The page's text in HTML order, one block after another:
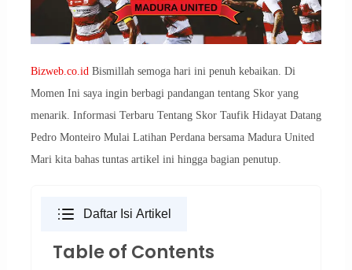
Bizweb.co.idBismillah semoga hari ini penuh kebaikan. Di
Momen Ini saya ingin berbagi pandangan tentang Skor yang
menarik. Informasi Terbaru Tentang Skor Taufik Hidayat Datang
Pedro Monteiro Mulai Latihan Perdana bersama Madura United
Mari kita bahas tuntas artikel ini hingga bagian penutup.
Daftar Isi Artikel
Table of Contents